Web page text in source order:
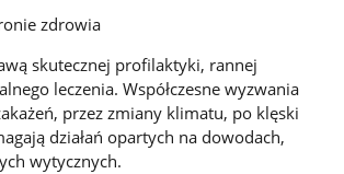
zdrowia
skutecznej profilaktyki, rannej
leczenia. Współczesne wyzwania
przez zmiany klimatu, po klęski
działań opartych na dowodach,
wytycznych.